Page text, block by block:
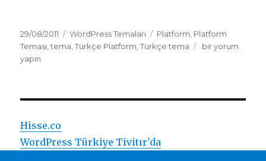
Yayın
tarihi
29/08/2011 Kategoriler
WordPress Temaları Etiketler
Platform Platform
Teması ,tema ,Türkçe Platform ,Türkçe tema
Türkçe
bir yorum
yapın
Hisse.co
WordPress Türkiye Tivitır'da